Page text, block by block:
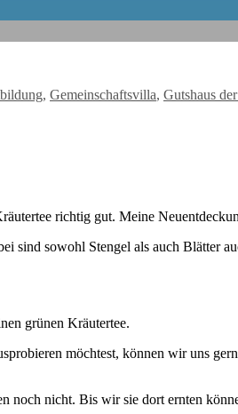
, Gemeinschaftsvilla, Gutshaus
richtig gut. Meine
sowohl Stengel als auch Blätter
grünen Kräutertee.
möchtest, können wir uns
noch nicht. Bis wir sie dort ernten